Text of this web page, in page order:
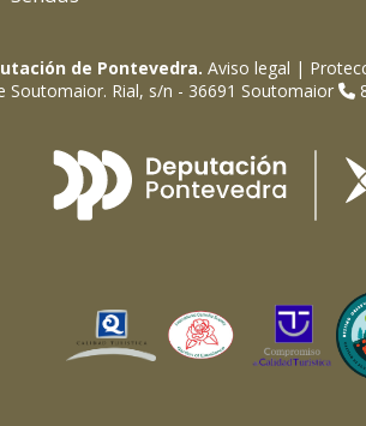
de Pontevedra. Aviso legal |
Soutomaior. Rial, s/n - 36691 Soutomaior